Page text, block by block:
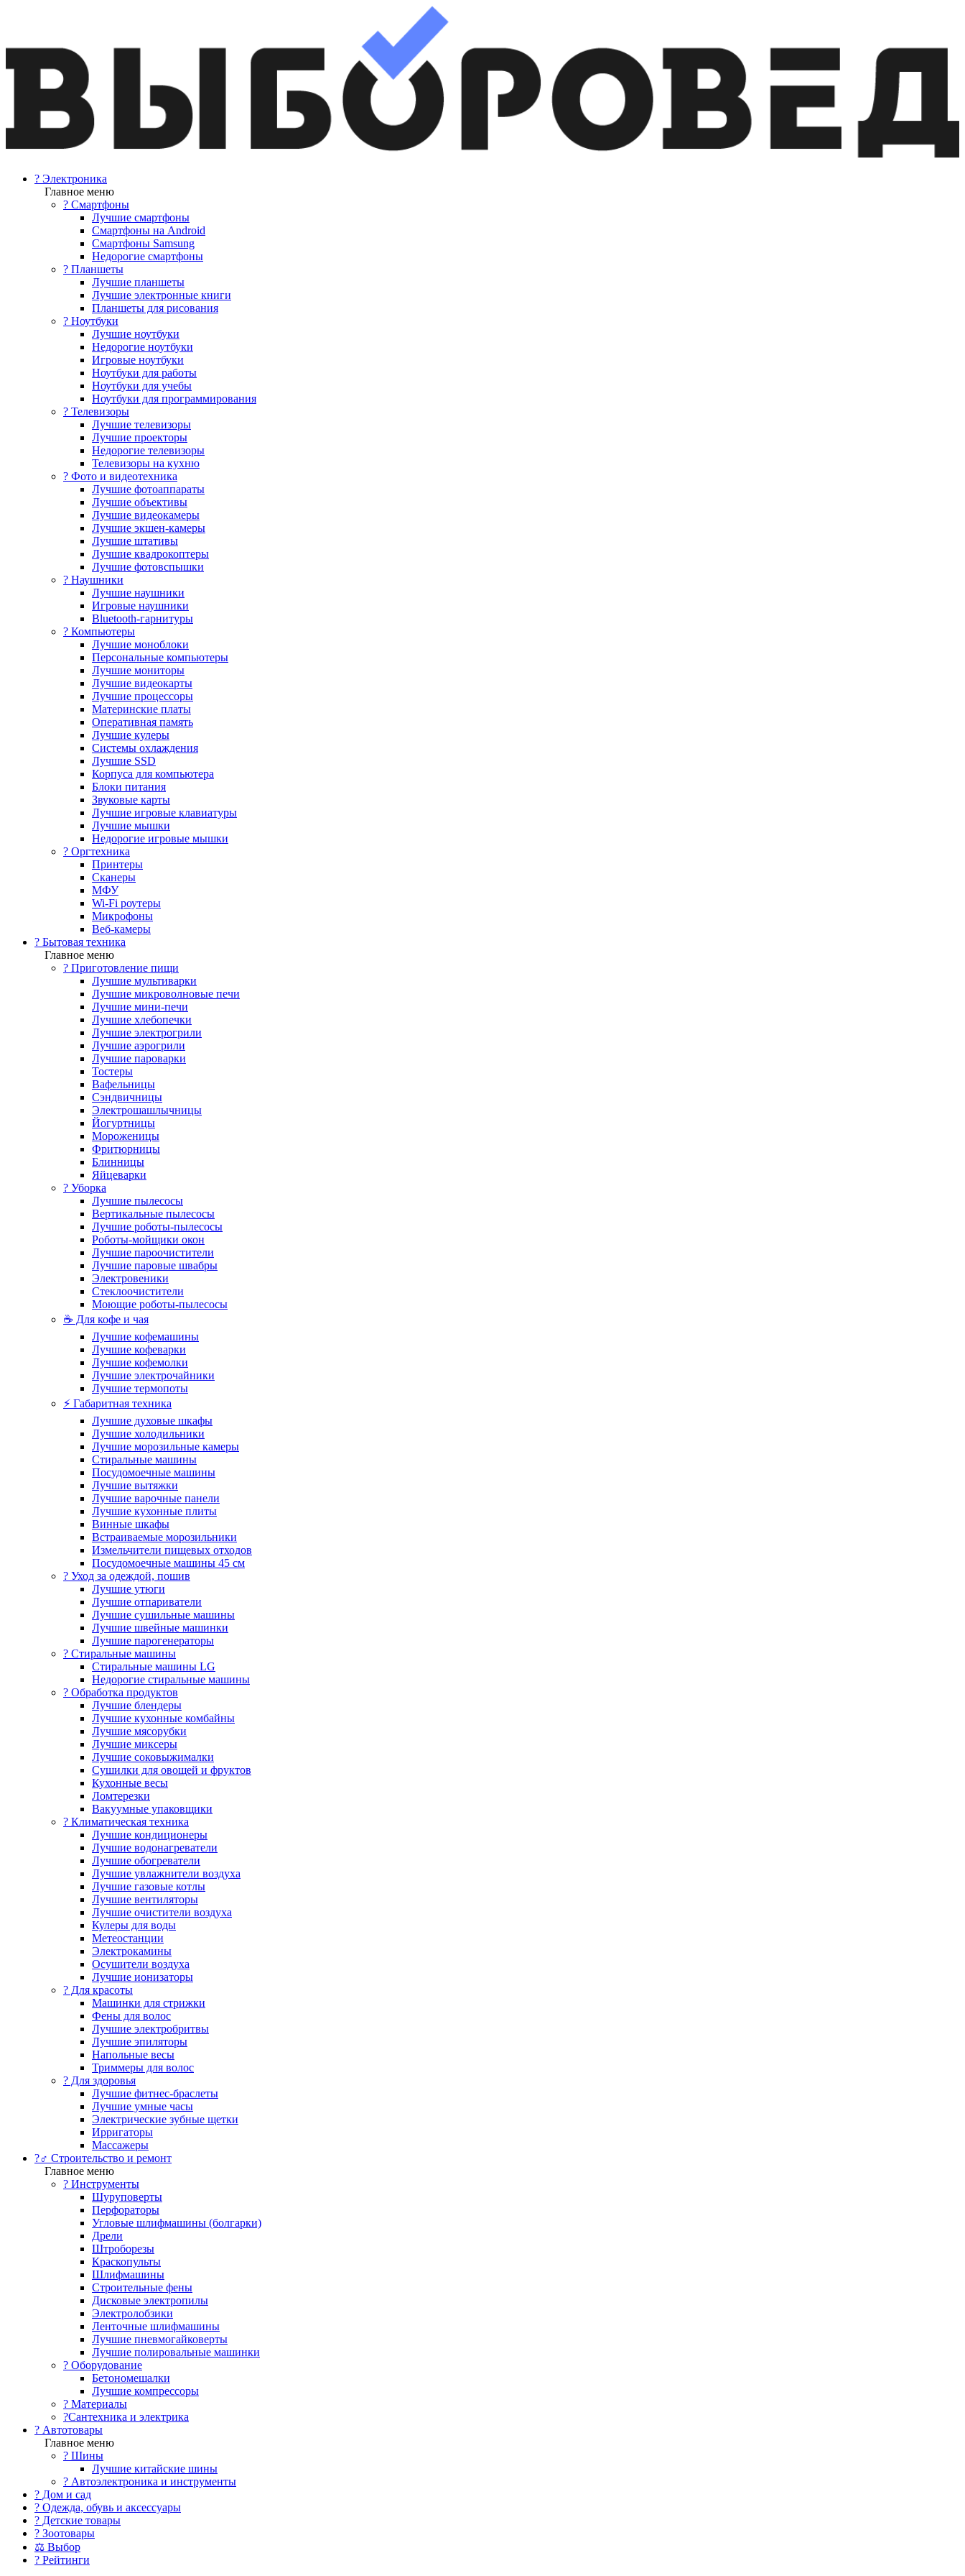
? Электроника
Главное меню
? Смартфоны
Лучшие смартфоны
Смартфоны на Android
Смартфоны Samsung
Недорогие смартфоны
? Планшеты
Лучшие планшеты
Лучшие электронные книги
Планшеты для рисования
? Ноутбуки
Лучшие ноутбуки
Недорогие ноутбуки
Игровые ноутбуки
Ноутбуки для работы
Ноутбуки для учебы
Ноутбуки для программирования
? Телевизоры
Лучшие телевизоры
Лучшие проекторы
Недорогие телевизоры
Телевизоры на кухню
? Фото и видеотехника
Лучшие фотоаппараты
Лучшие объективы
Лучшие видеокамеры
Лучшие экшен-камеры
Лучшие штативы
Лучшие квадрокоптеры
Лучшие фотовспышки
? Наушники
Лучшие наушники
Игровые наушники
Bluetooth-гарнитуры
?️ Компьютеры
Лучшие моноблоки
Персональные компьютеры
Лучшие мониторы
Лучшие видеокарты
Лучшие процессоры
Материнские платы
Оперативная память
Лучшие кулеры
Системы охлаждения
Лучшие SSD
Корпуса для компьютера
Блоки питания
Звуковые карты
Лучшие игровые клавиатуры
Лучшие мышки
Недорогие игровые мышки
?️ Оргтехника
Принтеры
Сканеры
МФУ
Wi-Fi роутеры
Микрофоны
Веб-камеры
? Бытовая техника
Главное меню
? Приготовление пищи
Лучшие мультиварки
Лучшие микроволновые печи
Лучшие мини-печи
Лучшие хлебопечки
Лучшие электрогрили
Лучшие аэрогрили
Лучшие пароварки
Тостеры
Вафельницы
Сэндвичницы
Электрошашлычницы
Йогуртницы
Мороженицы
Фритюрницы
Блинницы
Яйцеварки
? Уборка
Лучшие пылесосы
Вертикальные пылесосы
Лучшие роботы-пылесосы
Роботы-мойщики окон
Лучшие пароочистители
Лучшие паровые швабры
Электровеники
Стеклоочистители
Моющие роботы-пылесосы
☕ Для кофе и чая
Лучшие кофемашины
Лучшие кофеварки
Лучшие кофемолки
Лучшие электрочайники
Лучшие термопоты
⚡ Габаритная техника
Лучшие духовые шкафы
Лучшие холодильники
Лучшие морозильные камеры
Стиральные машины
Посудомоечные машины
Лучшие вытяжки
Лучшие варочные панели
Лучшие кухонные плиты
Винные шкафы
Встраиваемые морозильники
Измельчители пищевых отходов
Посудомоечные машины 45 см
? Уход за одеждой, пошив
Лучшие утюги
Лучшие отпариватели
Лучшие сушильные машины
Лучшие швейные машинки
Лучшие парогенераторы
? Стиральные машины
Стиральные машины LG
Недорогие стиральные машины
? Обработка продуктов
Лучшие блендеры
Лучшие кухонные комбайны
Лучшие мясорубки
Лучшие миксеры
Лучшие соковыжималки
Сушилки для овощей и фруктов
Кухонные весы
Ломтерезки
Вакуумные упаковщики
?️ Климатическая техника
Лучшие кондиционеры
Лучшие водонагреватели
Лучшие обогреватели
Лучшие увлажнители воздуха
Лучшие газовые котлы
Лучшие вентиляторы
Лучшие очистители воздуха
Кулеры для воды
Метеостанции
Электрокамины
Осушители воздуха
Лучшие ионизаторы
? Для красоты
Машинки для стрижки
Фены для волос
Лучшие электробритвы
Лучшие эпиляторы
Напольные весы
Триммеры для волос
? Для здоровья
Лучшие фитнес-браслеты
Лучшие умные часы
Электрические зубные щетки
Ирригаторы
Массажеры
?‍♂️ Строительство и ремонт
Главное меню
?️ Инструменты
Шуруповерты
Перфораторы
Угловые шлифмашины (болгарки)
Дрели
Штроборезы
Краскопульты
Шлифмашины
Строительные фены
Дисковые электропилы
Электролобзики
Ленточные шлифмашины
Лучшие пневмогайковерты
Лучшие полировальные машинки
?️ Оборудование
Бетономешалки
Лучшие компрессоры
? Материалы
?Сантехника и электрика
? Автотовары
Главное меню
? Шины
Лучшие китайские шины
? Автоэлектроника и инструменты
? Дом и сад
? Одежда, обувь и аксессуары
? Детские товары
? Зоотовары
⚖ Выбор
? Рейтинги